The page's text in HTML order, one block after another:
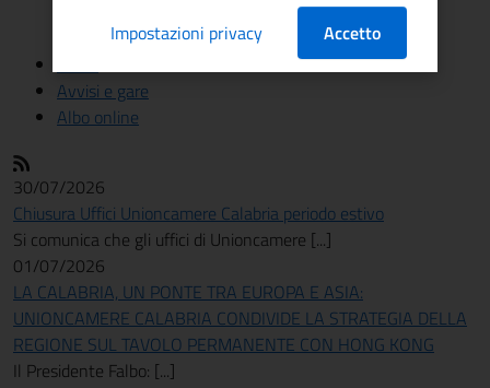
Avvisi e gare
Albo online
30/07/2026
Chiusura Uffici Unioncamere Calabria periodo estivo
Si comunica che gli uffici di Unioncamere [...]
01/07/2026
LA CALABRIA, UN PONTE TRA EUROPA E ASIA:
UNIONCAMERE CALABRIA CONDIVIDE LA STRATEGIA DELLA
REGIONE SUL TAVOLO PERMANENTE CON HONG KONG
Il Presidente Falbo: [...]
Impostazioni privacy
Accetto